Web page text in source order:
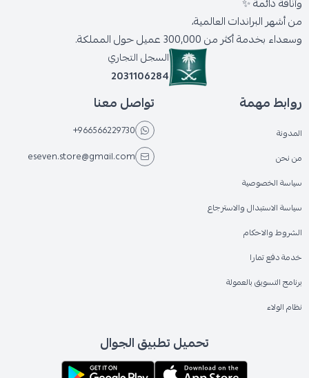
من أشهر البراندات العالمية،
وسعداء بخدمة أكثر من 300,000 عميل حول المملكة.
السجل التجاري
2031106284
روابط مهمة
المدونة
من نحن
سياسة الخصوصية
سياسة الاستبدال والاسترجاع
الشروط والاحكام
خدمة دفع تمارا
برنامج التسويق بالعمولة
نظام الولاء
تواصل معنا
+966566229730
eseven.store@gmail.com
تحميل تطبيق الجوال